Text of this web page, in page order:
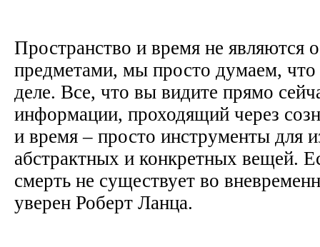
Пространство и время не являются
предметами, мы просто думаем, что
деле. Все, что вы видите прямо
информации, проходящий через
и время – просто инструменты для
абстрактных и конкретных вещей.
смерть не существует во
уверен Роберт Ланца.